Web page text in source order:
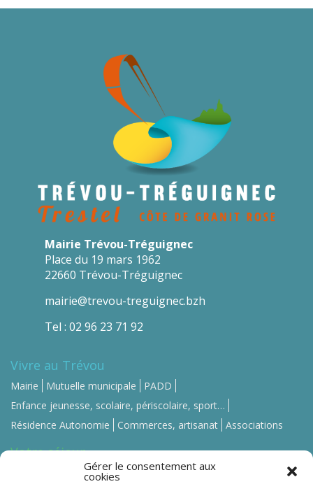
Gérer le consentement aux
cookies
Mairie Trévou-Tréguignec
Place du 19 mars 1962
22660 Trévou-Tréguignec
mairie@trevou-treguignec.bzh
Tel : 02 96 23 71 92
Vivre au Trévou
Mairie Mutuelle municipale
PADD
Enfance jeunesse, scolaire, périscolaire, sport…
Résidence Autonomie
Commerces, artisanat Associations
Votre séjour
Se restaurer Commerces, artisanat